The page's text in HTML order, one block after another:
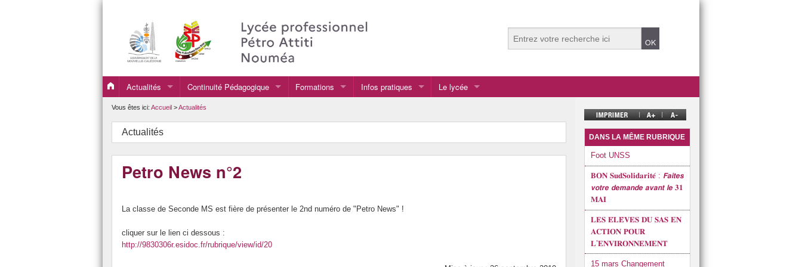
Actualités
Continuité Pédagogique
continuité pédagogique
Formations
Infos pratiques
Le lycée
L’internat : N’est plus opérationnel depuis les évènements du 13 mai 2024
Vous êtes ici: Accueil >Actualités
Actualités
Petro News n°2
La classe de Seconde MS est fière de présenter le 2nd numéro de "Petro News" !
cliquer sur le lien ci dessous :
http://9830306r.esidoc.fr/rubrique/view/id/20
DANS LA MÊME RUBRIQUE
Foot UNSS
𝐁𝐎𝐍 𝐒𝐮𝐝𝐒𝐨𝐥𝐢𝐝𝐚𝐫𝐢𝐭𝐞́ : 𝙁𝙖𝙞𝙩𝙚𝙨
𝙫𝙤𝙩𝙧𝙚 𝙙𝙚𝙢𝙖𝙣𝙙𝙚 𝙖𝙫𝙖𝙣𝙩 𝙡𝙚 𝟑𝟏
𝐌𝐀𝐈
𝐋𝐄𝐒 𝐄́𝐋𝐄̀𝐕𝐄𝐒 𝐃𝐔 𝐒𝐀𝐒 𝐄𝐍
𝐀𝐂𝐓𝐈𝐎𝐍 𝐏𝐎𝐔𝐑
𝐋’𝐄𝐍𝐕𝐈𝐑𝐎𝐍𝐍𝐄𝐌𝐄𝐍𝐓
15 mars Changement